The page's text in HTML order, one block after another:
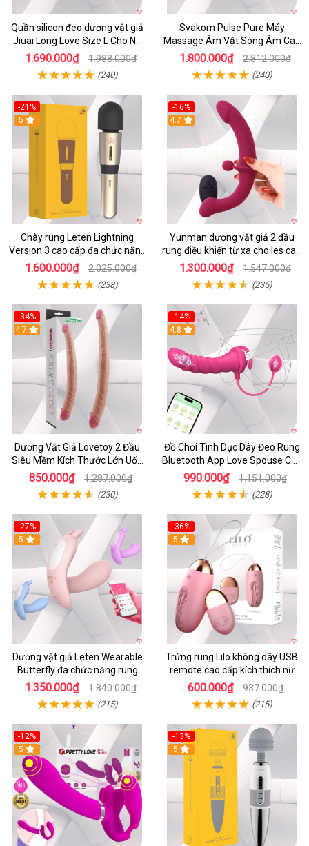
Quần silicon đeo dương vật giả
Jiuai Long Love Size L Cho Nữ
Đồng Tính
1.690.000₫ 1.988.000₫
(240)
Svakom Pulse Pure Máy
Massage Âm Vật Sóng Âm Cao
Cấp Điều Khiển App Đỉnh
1.800.000₫ 2.812.000₫
(240)
-21%
5
Chày rung Leten Lightning
Version 3 cao cấp đa chức năng
kích thích
1.600.000₫ 2.025.000₫
(238)
-16%
4.7
Yunman dương vật giả 2 đầu
rung điều khiển từ xa cho les cao
cấp
1.300.000₫ 1.547.000₫
(235)
-34%
4.7
Dương Vật Giả Lovetoy 2 Đầu
Siêu Mềm Kích Thước Lớn Uốn
Cong
850.000₫ 1.287.000₫
(230)
-14%
4.8
Đồ Chơi Tình Dục Dây Đeo Rung
Bluetooth App Love Spouse Cho
Les
990.000₫ 1.151.000₫
(228)
-27%
5
Dương vật giả Leten Wearable
Butterfly đa chức năng rung
mạnh điều khiển app bluetooth
1.350.000₫ 1.840.000₫
(215)
-36%
5
Trứng rung Lilo không dây USB
remote cao cấp kích thích nữ
600.000₫ 937.000₫
(215)
-12%
5
-13%
5